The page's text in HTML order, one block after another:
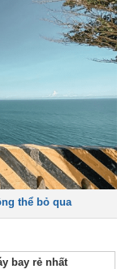
thể bỏ qua
bay rẻ nhất